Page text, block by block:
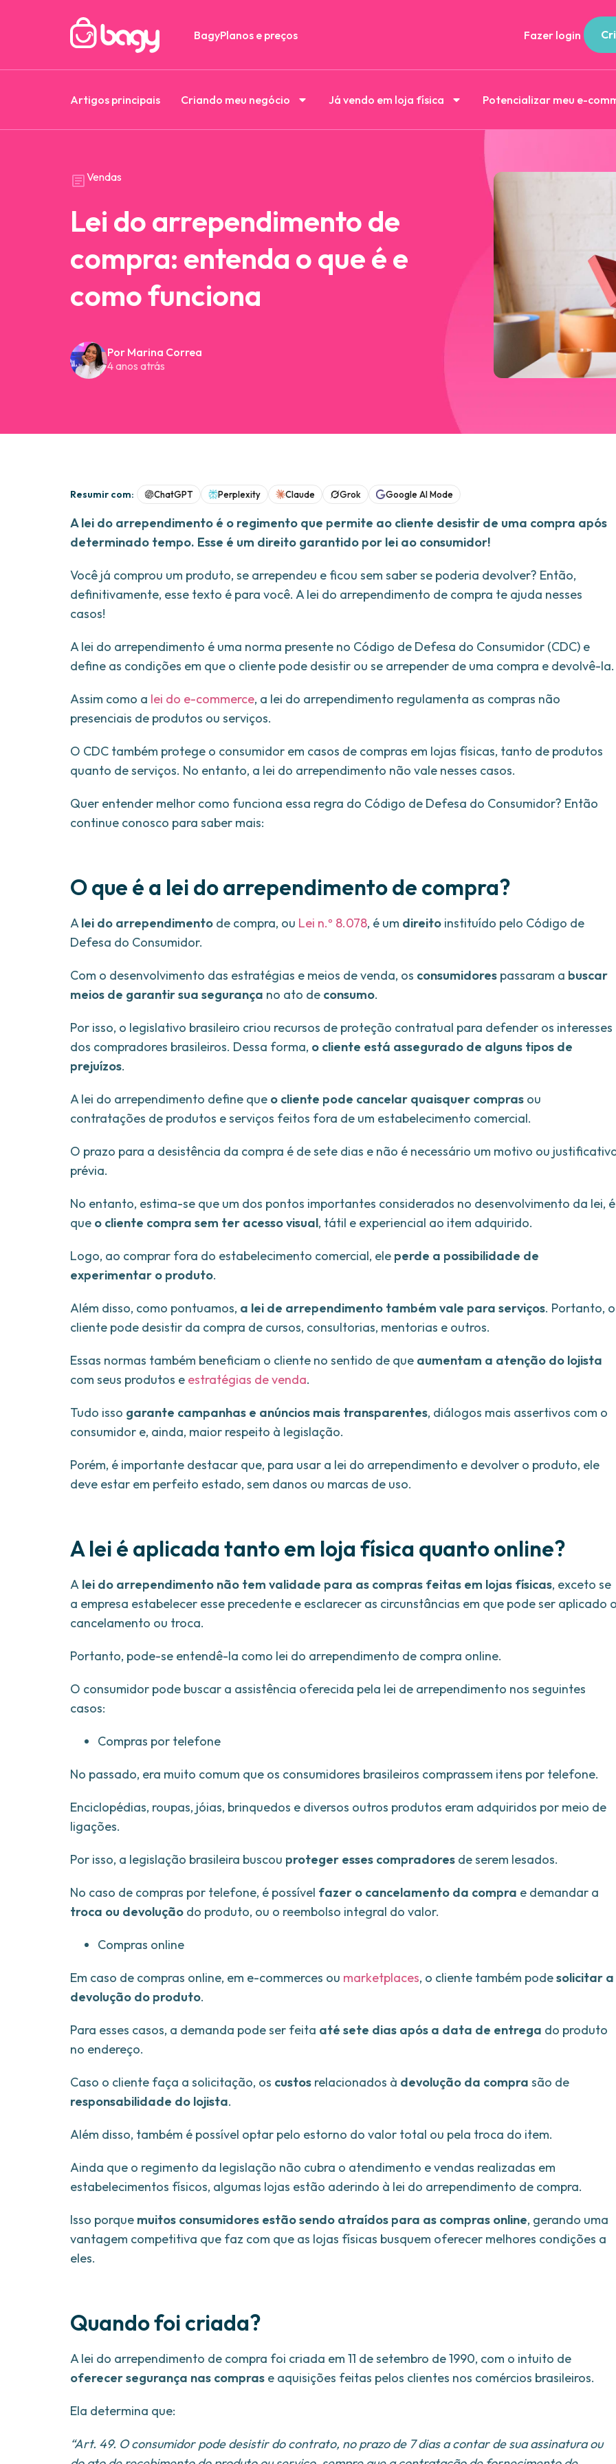
BagyPlanos e preços Fazer login
Artigos principais Criando meu negócio Já vendo em loja física Potencializar meu e-
Vendas
Lei do arrependimento de
compra: entenda o que é e
como funciona
Por Marina Correa
4 anos atrás
Resumir com: ChatGPT Perplexity Claude Grok Google AI Mode
A lei do arrependimento é o regimento que permite ao cliente desistir de uma compra após
determinado tempo. Esse é um direito garantido por lei ao consumidor!
Você já comprou um produto, se arrependeu e ficou sem saber se poderia devolver? Então,
definitivamente, esse texto é para você. A lei do arrependimento de compra te ajuda nesses
casos!
A lei do arrependimento é uma norma presente no Código de Defesa do Consumidor (CDC) e
define as condições em que o cliente pode desistir ou se arrepender de uma compra e devolvê-
Assim como a lei do e-commerce, a lei do arrependimento regulamenta as compras não
presenciais de produtos ou serviços.
O CDC também protege o consumidor em casos de compras em lojas físicas, tanto de produtos
quanto de serviços. No entanto, a lei do arrependimento não vale nesses casos.
Quer entender melhor como funciona essa regra do Código de Defesa do Consumidor? Então
continue conosco para saber mais:
O que é a lei do arrependimento de compra?
Alei do arrependimento de compra, ou Lei n.º 8.078, é um direito instituído pelo Código de
Defesa do Consumidor.
Com o desenvolvimento das estratégias e meios de venda, os consumidores passaram a buscar
meios de garantir sua segurança no ato de consumo.
Por isso, o legislativo brasileiro criou recursos de proteção contratual para defender os interesses
dos compradores brasileiros. Dessa forma, o cliente está assegurado de alguns tipos de
prejuízos.
A lei do arrependimento define que o cliente pode cancelar quaisquer compras ou
contratações de produtos e serviços feitos fora de um estabelecimento comercial.
O prazo para a desistência da compra é de sete dias e não é necessário um motivo ou
prévia.
No entanto, estima-se que um dos pontos importantes considerados no desenvolvimento da lei, é
que o cliente compra sem ter acesso visual, tátil e experiencial ao item adquirido.
Logo, ao comprar fora do estabelecimento comercial, ele perde a possibilidade de
experimentar o produto.
Além disso, como pontuamos, a lei de arrependimento também vale para serviços. Portanto, o
cliente pode desistir da compra de cursos, consultorias, mentorias e outros.
Essas normas também beneficiam o cliente no sentido de que aumentam a atenção do lojista
com seus produtos e estratégias de venda.
Tudo isso garante campanhas e anúncios mais transparentes, diálogos mais assertivos com o
consumidor e, ainda, maior respeito à legislação.
Porém, é importante destacar que, para usar a lei do arrependimento e devolver o produto, ele
deve estar em perfeito estado, sem danos ou marcas de uso.
A lei é aplicada tanto em loja física quanto online?
A lei do arrependimento não tem validade para as compras feitas em lojas físicas, exceto se
a empresa estabelecer esse precedente e esclarecer as circunstâncias em que pode ser aplicado
cancelamento ou troca.
Portanto, pode-se entendê-la como lei do arrependimento de compra online.
O consumidor pode buscar a assistência oferecida pela lei de arrependimento nos seguintes
casos:
Compras por telefone
No passado, era muito comum que os consumidores brasileiros comprassem itens por telefone.
Enciclopédias, roupas, jóias, brinquedos e diversos outros produtos eram adquiridos por meio de
ligações.
Por isso, a legislação brasileira buscou proteger esses compradores de serem lesados.
No caso de compras por telefone, é possível fazer o cancelamento da compra e demandar a
troca ou devolução do produto, ou o reembolso integral do valor.
Compras online
Em caso de compras online, em e-commerces ou marketplaces, o cliente também podesolicitar a
devolução do produto.
Para esses casos, a demanda pode ser feita até sete dias após a data de entrega do produto
no endereço.
Caso o cliente faça a solicitação, os custos relacionados à devolução da compra são de
responsabilidade do lojista.
Além disso, também é possível optar pelo estorno do valor total ou pela troca do item.
Ainda que o regimento da legislação não cubra o atendimento e vendas realizadas em
estabelecimentos físicos, algumas lojas estão aderindo à lei do arrependimento de compra.
Isso porque muitos consumidores estão sendo atraídos para as compras online, gerando uma
vantagem competitiva que faz com que as lojas físicas busquem oferecer melhores condições a
eles.
Quando foi criada?
A lei do arrependimento de compra foi criada em 11 de setembro de 1990, com o intuito de
oferecer segurança nas compras e aquisições feitas pelos clientes nos comércios brasileiros.
Ela determina que:
“Art. 49. O consumidor pode desistir do contrato, no prazo de 7 dias a contar de sua assinatura ou